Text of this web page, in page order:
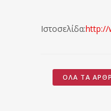
Ιστοσελίδα:http://
ΌΛΑ ΤΑ